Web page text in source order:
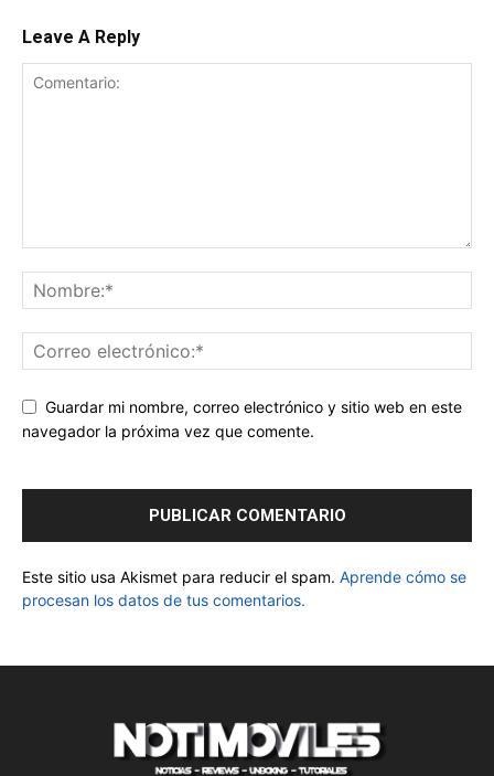
Leave A Reply
Guardar mi nombre, correo electrónico y sitio web en este
navegador la próxima vez que comente.
Este sitio usa Akismet para reducir el spam. Aprende cómo se
procesan los datos de tus comentarios.